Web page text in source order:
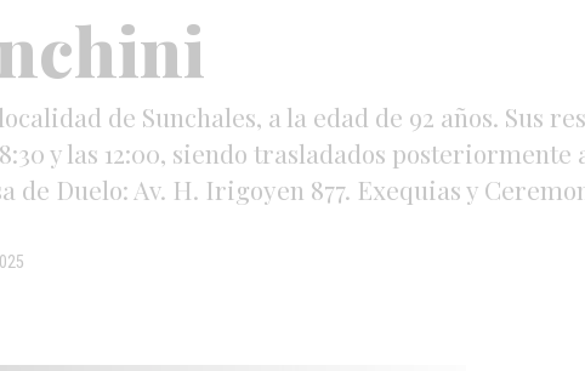
de Sunchales, a la edad de 92 años. Sus
y las 12:00, siendo trasladados
Duelo: Av. H. Irigoyen 877. Exequias y